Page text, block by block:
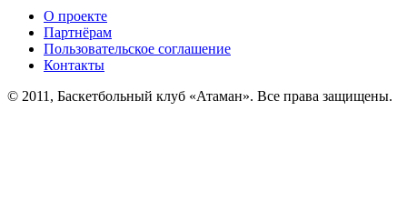
О проекте
Партнёрам
Пользовательское соглашение
Контакты
© 2011, Баскетбольный клуб «Атаман». Все права защищены.